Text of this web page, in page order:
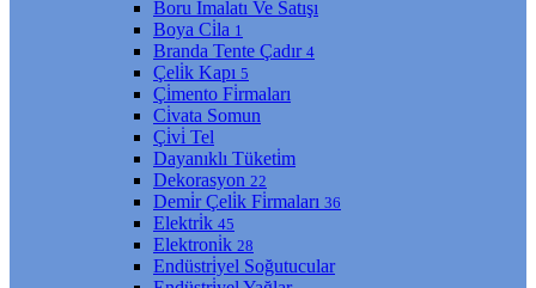
Boru İmalatı Ve Satışı
Boya Ci̇la 1
Branda Tente Çadır 4
Çeli̇k Kapı 5
Çi̇mento Fi̇rmaları
Ci̇vata Somun
Çi̇vi̇ Tel
Dayanıklı Tüketi̇m
Dekorasyon 22
Demi̇r Çeli̇k Fi̇rmaları 36
Elektri̇k 45
Elektroni̇k 28
Endüstri̇yel Soğutucular